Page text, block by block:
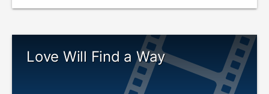
Love Will Find a Way